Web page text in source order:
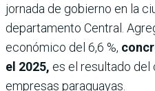
jornada de gobierno en la
departamento Central.
económico del 6,6 %,
el 2025, es el resultado del
empresas paraguayas.